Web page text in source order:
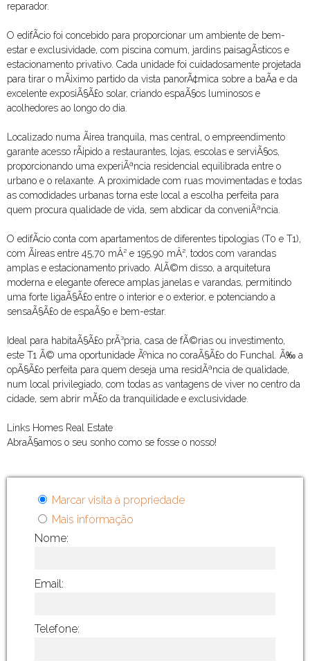
reparador.
O edifÃ­cio foi concebido para proporcionar um ambiente de bem-
estar e exclusividade, com piscina comum, jardins paisagÃ­sticos e
estacionamento privativo. Cada unidade foi cuidadosamente projetada
para tirar o mÃ¡ximo partido da vista panorÃ¢mica sobre a baÃ­a e da
excelente exposiÃ§Ã£o solar, criando espaÃ§os luminosos e
acolhedores ao longo do dia.
Localizado numa Ã¡rea tranquila, mas central, o empreendimento
garante acesso rÃ¡pido a restaurantes, lojas, escolas e serviÃ§os,
proporcionando uma experiÃªncia residencial equilibrada entre o
urbano e o relaxante. A proximidade com ruas movimentadas e todas
as comodidades urbanas torna este local a escolha perfeita para
quem procura qualidade de vida, sem abdicar da conveniÃªncia.
O edifÃ­cio conta com apartamentos de diferentes tipologias (T0 e T1),
com Ã¡reas entre 45,70 mÂ² e 195,90 mÂ², todos com varandas
amplas e estacionamento privado. AlÃ©m disso, a arquitetura
moderna e elegante oferece amplas janelas e varandas, permitindo
uma forte ligaÃ§Ã£o entre o interior e o exterior, e potenciando a
sensaÃ§Ã£o de espaÃ§o e bem-estar.
Ideal para habitaÃ§Ã£o prÃ³pria, casa de fÃ©rias ou investimento,
este T1 Ã© uma oportunidade Ãºnica no coraÃ§Ã£o do Funchal. Ã‰ a
opÃ§Ã£o perfeita para quem deseja uma residÃªncia de qualidade,
num local privilegiado, com todas as vantagens de viver no centro da
cidade, sem abrir mÃ£o da tranquilidade e exclusividade.
Links Homes Real Estate
AbraÃ§amos o seu sonho como se fosse o nosso!
Marcar visita à propriedade
Mais informação
Nome:
Email:
Telefone: